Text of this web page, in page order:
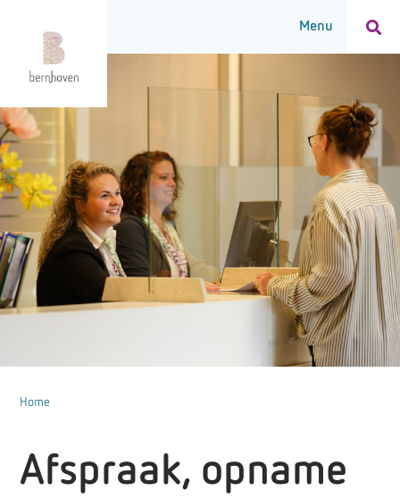
Home
Afspraak, opname